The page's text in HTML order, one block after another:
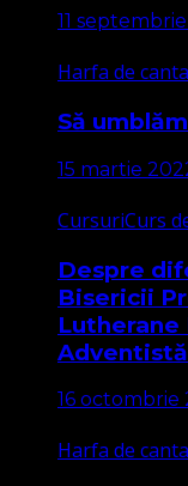
11
Harfa de
Să
15 martie
CursuriCurs
Despre
Bisericii
Lutherane
Adventistă
16 octombrie
Harfa de